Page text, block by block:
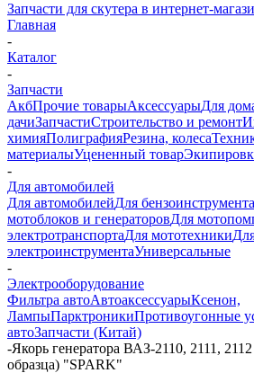
Запчасти для скутера в интернет-
Главная
-
Каталог
-
Запчасти
АкбПрочие товарыАксессуарыДля
дачиЗапчастиСтроительство и ремонт
химияПолиграфияРезина, колеса
материалыУцененный товар
-
Для автомобилей
Для автомобилейДля бензоинструмента
мотоблоков и генераторовДля
электротранспортаДля мототехники
электроинструментаУниверсальные
-
Электрооборудование
Фильтра автоАвтоаксессуарыКсенон,
ЛампыПарктроникиПротивоугонные
автоЗапчасти (Китай)
-Якорь генератора ВАЗ-2110, 2111,
образца) "SPARK"